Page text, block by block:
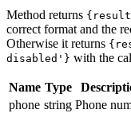
Method returns
correct format and the
Otherwise it returns
disabled'} with the
Name Type
phone string Phone